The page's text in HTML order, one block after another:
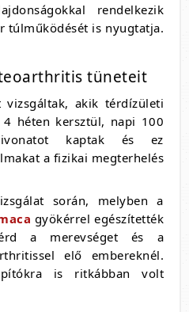
rendelkezik
túlműködését is nyugtatja.
tüneteit
vizsgáltak, akik térdízületi
héten kersztül, napi 100
kaptak és ez
a fizikai megterhelés
során, melyben a
gyökérrel egészítették
a merevséget és a
elő embereknél.
is ritkábban volt